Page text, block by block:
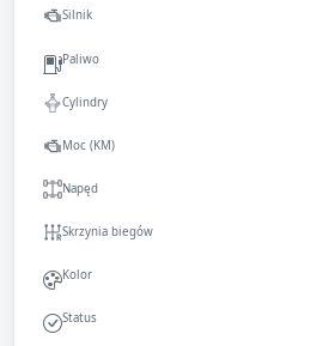
Silnik
Paliwo
Cylindry
Moc (KM)
Napęd
Skrzynia biegów
Kolor
Status